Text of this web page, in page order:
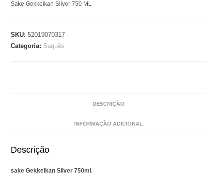
Sake Gekkeikan Silver 750 ML
SKU:52019070317
Categoria: Saquês
DESCRIÇÃO
INFORMAÇÃO ADICIONAL
Descrição
sake Gekkeikan Silver 750ml.